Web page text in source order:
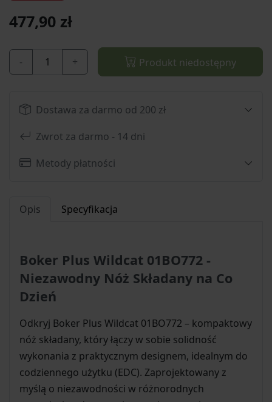
477,90 zł
- + Produkt niedostępny
Dostawa za darmo od 200 zł
Zwrot za darmo - 14 dni
Metody płatności
Opis Specyfikacja
Boker Plus Wildcat 01BO772 -
Niezawodny Nóż Składany na Co
Dzień
Odkryj Boker Plus Wildcat 01BO772 – kompaktowy
nóż składany, który łączy w sobie solidność
wykonania z praktycznym designem, idealnym do
codziennego użytku (EDC). Zaprojektowany z
myślą o niezawodności w różnorodnych